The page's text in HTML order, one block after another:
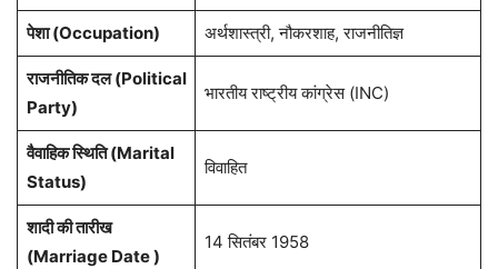
पेशा (Occupation) अर्थशास्त्री, नौकरशाह, राजनीतिज्ञ
राजनीतिक दल (Political
Party)
भारतीय राष्ट्रीय कांग्रेस (INC)
वैवाहिक स्थिति (Marital
Status)
विवाहित
शादी की तारीख
(Marriage Date )
14 सितंबर 1958